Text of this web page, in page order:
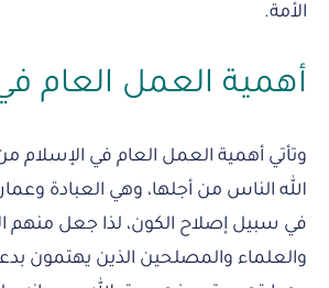
الأمة.
أهمية العمل العام
وتأتي أهمية العمل العام في الإسلام
الله الناس من أجلها، وهي العبادة
في سبيل إصلاح الكون، لذا جعل منهم
والعلماء والمصلحين الذين يهتمون